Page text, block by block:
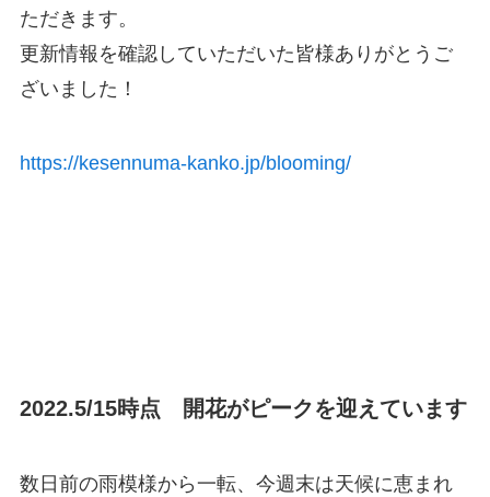
ただきます。
更新情報を確認していただいた皆様ありがとうご
ざいました！
https://kesennuma-kanko.jp/blooming/
2022.5/15時点 開花がピークを迎えています
数日前の雨模様から一転、今週末は天候に恵まれ